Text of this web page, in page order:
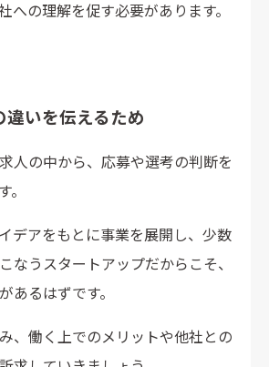
への理解を促す必要があります。
違いを伝えるため
人の中から、応募や選考の判断を
デアをもとに事業を展開し、少数
なうスタートアップだからこそ、
あるはずです。
、働く上でのメリットや他社との